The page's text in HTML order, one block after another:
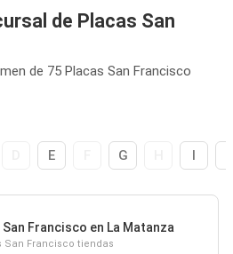
de Placas San
de 75 Placas San Francisco
E G I
Francisco en La Matanza
San Francisco tiendas